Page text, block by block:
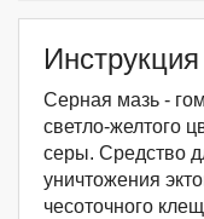
Инструкция
Серная мазь -
светло-желтого
серы. Средство
уничтожения
чесоточного